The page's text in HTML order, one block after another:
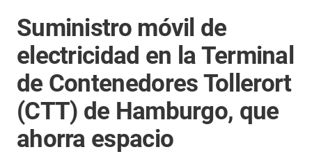
Suministro móvil de
electricidad en la Terminal
de Contenedores Tollerort
(CTT) de Hamburgo, que
ahorra espacio